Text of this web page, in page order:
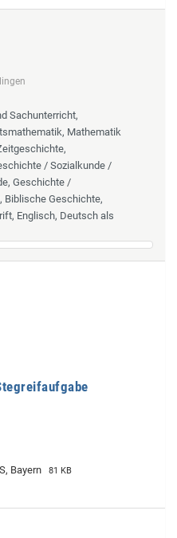
Sachunterricht,
Mathematik
/ Sozialkunde /
Geschichte /
Biblische Geschichte,
Englisch, Deutsch als
Bayern 81 KB